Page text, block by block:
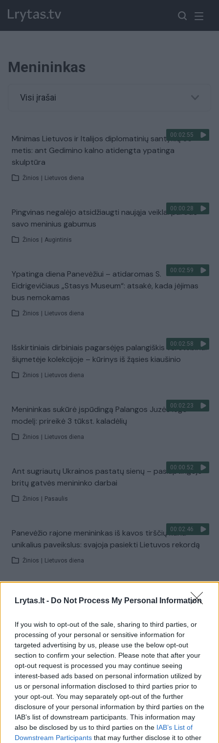
Lrytas.lt - Do Not Process My Personal Information
If you wish to opt-out of the sale, sharing to third parties, or
processing of your personal or sensitive information for
targeted advertising by us, please use the below opt-out
section to confirm your selection. Please note that after your
opt-out request is processed you may continue seeing
interest-based ads based on personal information utilized by
us or personal information disclosed to third parties prior to
your opt-out. You may separately opt-out of the further
disclosure of your personal information by third parties on the
IAB’s list of downstream participants. This information may
also be disclosed by us to third parties on the IAB’s List of
Downstream Participants that may further disclose it to other
Menininkas
Visi įrašai
00:02:55
Minimas Lietuvos ir Italijos diplomatinių santykių 35-
metis: ant Gedimino kalno atidengta ypatinga
skulptūra
Žinios Lietuvos diena
00:00:28
Pingvinas negalėjo atsidžiaugti naująja veikla: parodė
savo meninius gabumus
Žinios Augintinis
00:02:59
Ypatinga diena Panevėžiui – atidaromas S.
Eidrigevičiaus „Stasys Museum“: atsakė, kada įėjimas
bus nemokamas
Žinios Lietuvos diena
00:02:58
Išskirtiniais dirbiniais pagarsėjęs palangiškis vėl stebina:
šiųmetėje kolekcijoje – kūrinys iš žąsies kiaušinio
Žinios Lietuvos diena
00:02:23
Menininkas sukūrė įspūdingą Palangos Juzės lego
modelį: prireikė 3 tūkst. kaladėlių
Žinios Lietuvos diena
00:00:52
Ant sugriautų Ukrainos pastatų sienų – paslaptingojo
britų gatvės menininko darbai
Žinios Pasaulis
00:02:46
Panevėžio rajone menininkas iš kavos tirščių kuria
unikalius paveikslus: svajoja pasiekti Lietuvos rekordą
Žinios Lietuvos diena
00:03:52
miniatiūras, atspindinčias istorinį laikmetį
Žinios | Gyvenimo būdas
00:02:49
Minimos menininko J. Mačiūno 90-osios gimimo
metinės: surengta edukacija kūrėjo atminimui
Žinios | Pramogos
00:02:10
Avantiūromis pasižymėjęs menininkas nenustoja
stebinti: kūrybą nori paversti kriptovaliutų rūšimi